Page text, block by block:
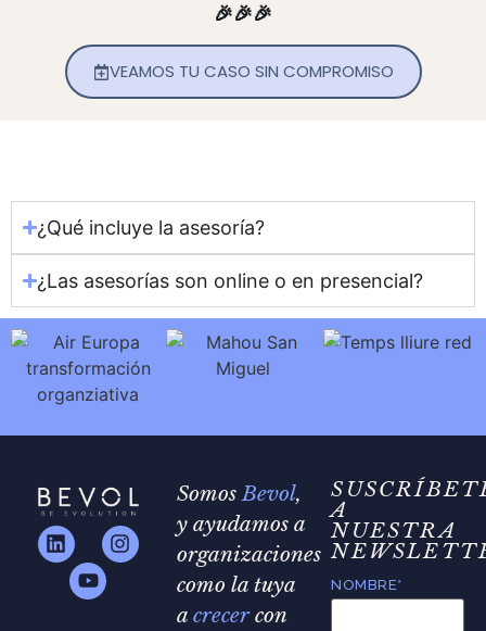
🎉🎉🎉
VEAMOS TU CASO SIN COMPROMISO
¿Qué incluye la asesoría?
¿Las asesorías son online o en presencial?
SomosBevol,
y ayudamos a
organizaciones
como la tuya
a crecercon
A
NUESTRA
NOMBRE*